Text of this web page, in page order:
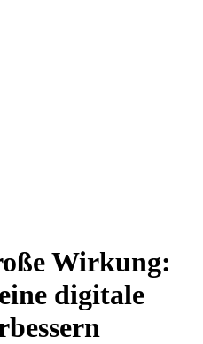
Wirkung:
digitale